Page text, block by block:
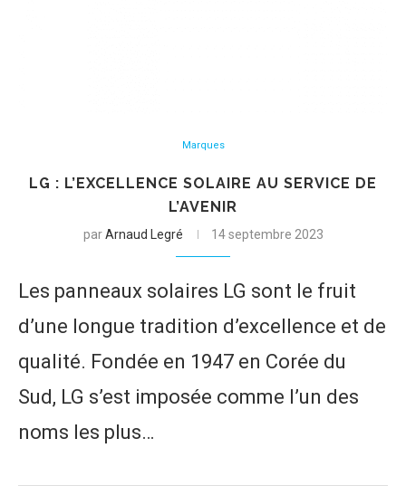
Marques
LG : L’EXCELLENCE SOLAIRE AU SERVICE DE
L’AVENIR
parArnaud Legré 14 septembre 2023
Les panneaux solaires LG sont le fruit
d’une longue tradition d’excellence et de
qualité. Fondée en 1947 en Corée du
Sud, LG s’est imposée comme l’un des
noms les plus…